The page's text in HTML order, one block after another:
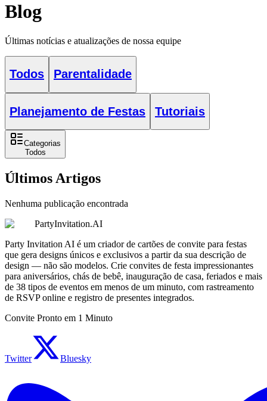
Blog
Últimas notícias e atualizações de nossa equipe
Todos Parentalidade
Planejamento de Festas Tutoriais
Categorias
Todos
Últimos Artigos
Nenhuma publicação encontrada
PartyInvitation.AI
Party Invitation AI é um criador de cartões de convite para festas
que gera designs únicos e exclusivos a partir da sua descrição de
design — não são modelos. Crie convites de festa impressionantes
para aniversários, chás de bebê, inauguração de casa, feriados e mais
de 38 tipos de eventos em menos de um minuto, com rastreamento
de RSVP online e registro de presentes integrados.
Convite Pronto em 1 Minuto
Twitter Bluesky